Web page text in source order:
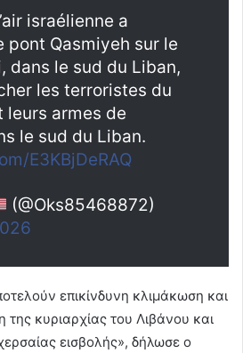
israélienne a
pont Qasmiyeh sur le
dans le sud du Liban,
les terroristes du
leurs armes de
le sud du Liban.
E3KBjDeRAQ
(@Oks85468872)
επικίνδυνη κλιμάκωση και
της κυριαρχίας του Λιβάνου και
εισβολής», δήλωσε ο